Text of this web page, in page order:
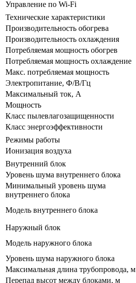
Управление по Wi-Fi
Технические характеристики
Производительность обогрева
Производительность охлаждения
Потребляемая мощность обогрев
Потребляемая мощность охлаждение
Макс. потребляемая мощность
Электропитание, Ф/В/Гц
Максимальный ток, А
Мощность
Класс пылевлагозащищенности
Класс энергоэффективности
Режимы работы
Ионизация воздуха
Внутренний блок
Уровень шума внутреннего блока
Минимальный уровень шума
внутреннего блока
Модель внутреннего блока
Наружный блок
Модель наружного блока
Уровень шума наружного блока
Максимальная длина трубопровода, м
Перепад высот между блоками, м